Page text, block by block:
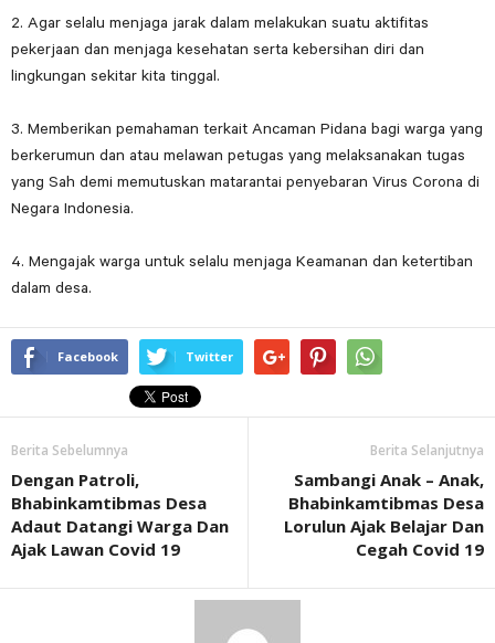
2. Agar selalu menjaga jarak dalam melakukan suatu aktifitas
pekerjaan dan menjaga kesehatan serta kebersihan diri dan
lingkungan sekitar kita tinggal.
3. Memberikan pemahaman terkait Ancaman Pidana bagi warga yang
berkerumun dan atau melawan petugas yang melaksanakan tugas
yang Sah demi memutuskan matarantai penyebaran Virus Corona di
Negara Indonesia.
4. Mengajak warga untuk selalu menjaga Keamanan dan ketertiban
dalam desa.
Facebook Twitter
Berita Sebelumnya
Dengan Patroli,
Bhabinkamtibmas Desa
Adaut Datangi Warga Dan
Ajak Lawan Covid 19
Berita Selanjutnya
Sambangi Anak – Anak,
Bhabinkamtibmas Desa
Lorulun Ajak Belajar Dan
Cegah Covid 19